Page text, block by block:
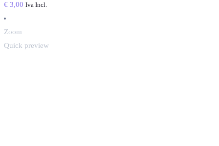
€ 3,00 Iva Incl.
Zoom
Quick preview